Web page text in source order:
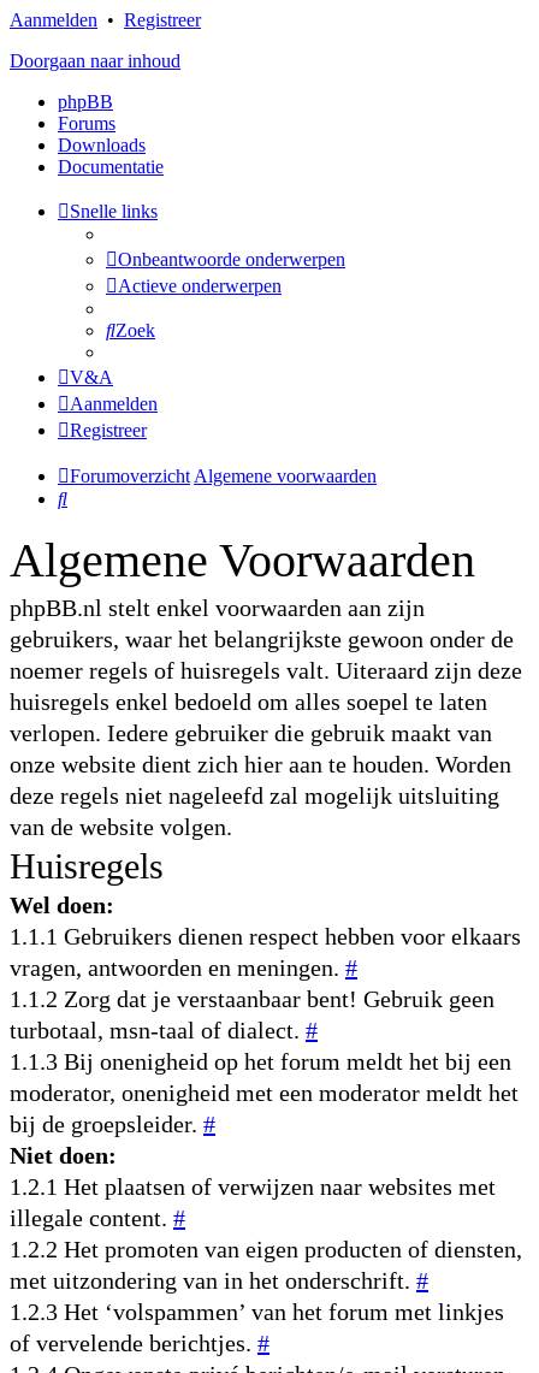
Aanmelden • Registreer
Doorgaan naar inhoud
phpBB
Forums
Downloads
Documentatie
Snelle links
Onbeantwoorde onderwerpen
Actieve onderwerpen
Zoek
V&A
Aanmelden
Registreer
Forumoverzicht Algemene voorwaarden
Zoek
Algemene Voorwaarden
phpBB.nl stelt enkel voorwaarden aan zijn
gebruikers, waar het belangrijkste gewoon onder de
noemer regels of huisregels valt. Uiteraard zijn deze
huisregels enkel bedoeld om alles soepel te laten
verlopen. Iedere gebruiker die gebruik maakt van
onze website dient zich hier aan te houden. Worden
deze regels niet nageleefd zal mogelijk uitsluiting
van de website volgen.
Huisregels
Wel doen:
1.1.1 Gebruikers dienen respect hebben voor elkaars
vragen, antwoorden en meningen. #
1.1.2 Zorg dat je verstaanbaar bent! Gebruik geen
turbotaal, msn-taal of dialect. #
1.1.3 Bij onenigheid op het forum meldt het bij een
moderator, onenigheid met een moderator meldt het
bij de groepsleider. #
Niet doen:
1.2.1 Het plaatsen of verwijzen naar websites met
illegale content. #
1.2.2 Het promoten van eigen producten of diensten,
met uitzondering van in het onderschrift. #
1.2.3 Het ‘volspammen’ van het forum met linkjes
of vervelende berichtjes. #